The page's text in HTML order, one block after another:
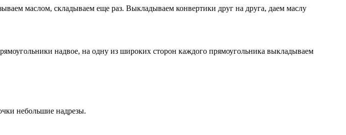
маслом, складываем еще раз. Выкладываем конвертики друг на друга, даем маслу
надвое, на одну из широких сторон каждого прямоугольника выкладываем
небольшие надрезы.